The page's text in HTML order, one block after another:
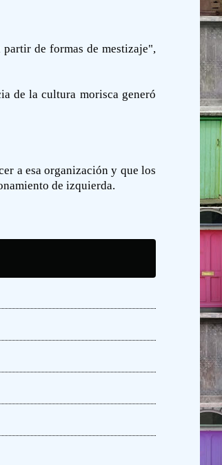
de formas de mestizaje",
de la cultura morisca generó
a esa organización y que los
de izquierda.